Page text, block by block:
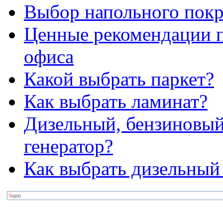
Выбор напольного
Ценные рекомендации
офиса
Какой выбрать паркет?
Как выбрать ламинат?
Дизельный,
генератор?
Как выбрать дизельный